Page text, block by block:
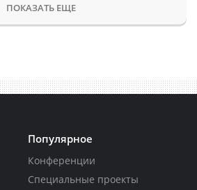
ПОКАЗАТЬ ЕЩЕ
Популярное
Конференции
Специальные проекты